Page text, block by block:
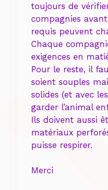
toujours de
compagnies
requis peuvent
Chaque
exigences en
Pour le reste, il
soient souples
solides (et avec
garder l’animal
Ils doivent aussi
matériaux
puisse respirer.
Merci